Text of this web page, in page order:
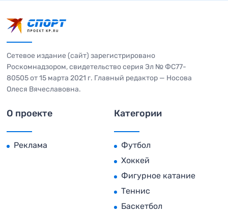
Сетевое издание (сайт) зарегистрировано
Роскомнадзором, свидетельство серия Эл № ФС77-
80505 от 15 марта 2021 г. Главный редактор — Носова
Олеся Вячеславовна.
О проекте
Реклама
Категории
Футбол
Хоккей
Фигурное катание
Теннис
Баскетбол